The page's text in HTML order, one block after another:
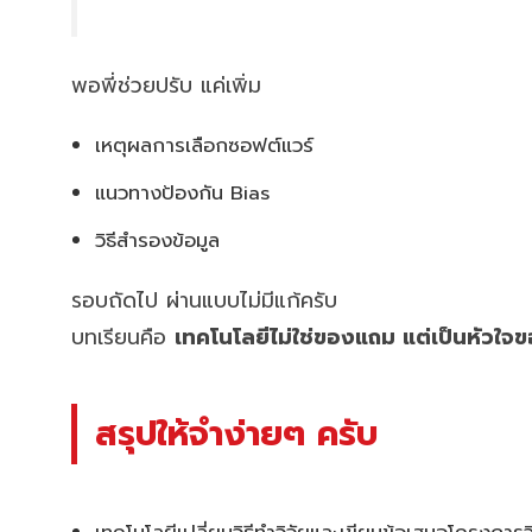
พอพี่ช่วยปรับ แค่เพิ่ม
เหตุผลการเลือกซอฟต์แวร์
แนวทางป้องกัน Bias
วิธีสำรองข้อมูล
รอบถัดไป ผ่านแบบไม่มีแก้ครับ
บทเรียนคือ เทคโนโลยีไม่ใช่ของแถม แต่เป็นหัวใจ
สรุปให้จำง่ายๆ ครับ